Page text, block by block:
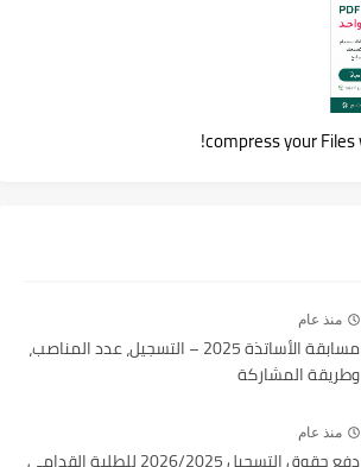
compress your
منذ عام
مسابقة الأساتذة 2025 – التسجيل، عدد المناصب،
وطريقة المشاركة
منذ عام